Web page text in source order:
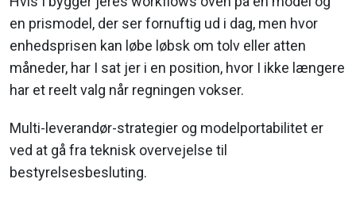
en prismodel, der ser fornuftig ud i dag, men hvor
enhedsprisen kan løbe løbsk om tolv eller atten
måneder, har I sat jer i en position, hvor I ikke længere
har et reelt valg når regningen vokser.
Multi-leverandør-strategier og modelportabilitet er
ved at gå fra teknisk overvejelse til
bestyrelsesbesluting.